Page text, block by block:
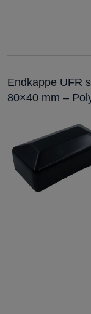
Endkappe UFR
80×40 mm –